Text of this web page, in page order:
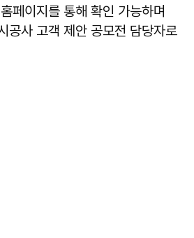
페이지를 통해 확인 가능하며
공사 고객 제안 공모전 담당자로